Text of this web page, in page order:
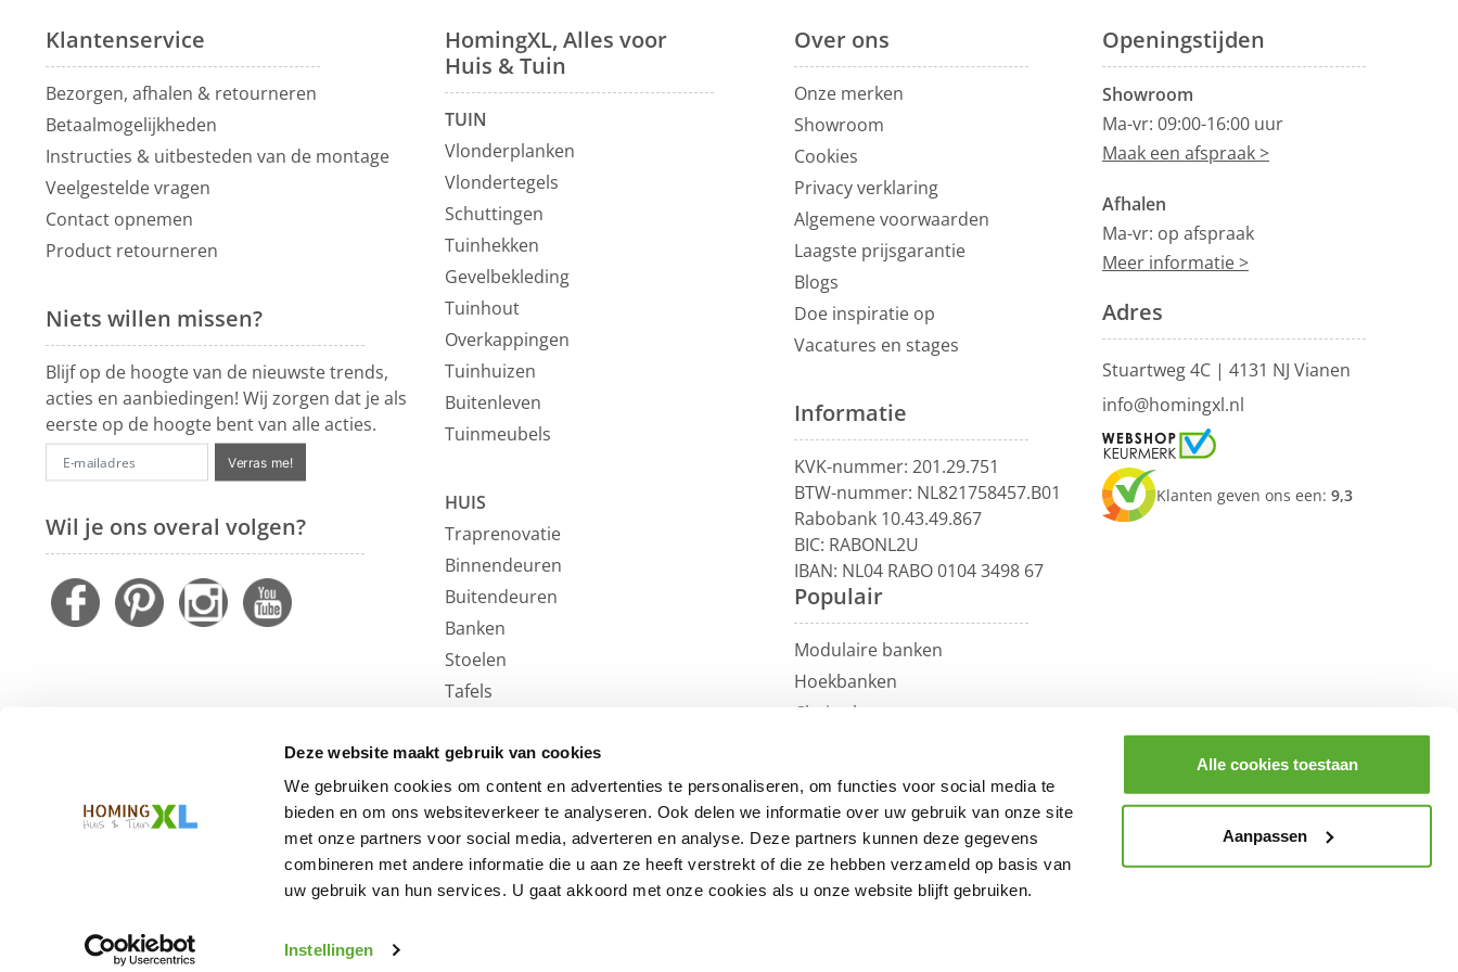
Deze website maakt gebruik van cookies
We gebruiken cookies om content en advertenties te personaliseren, om functies voor social media te
bieden en om ons websiteverkeer te analyseren. Ook delen we informatie over uw gebruik van onze site
met onze partners voor social media, adverteren en analyse. Deze partners kunnen deze gegevens
combineren met andere informatie die u aan ze heeft verstrekt of die ze hebben verzameld op basis van
uw gebruik van hun services. U gaat akkoord met onze cookies als u onze website blijft gebruiken.
Instellingen
Alle cookies toestaan
Aanpassen
Klantenservice
Bezorgen, afhalen & retourneren
Betaalmogelijkheden
Instructies & uitbesteden van de montage
Veelgestelde vragen
Contact opnemen
Product retourneren
Niets willen missen?
Blijf op de hoogte van de nieuwste trends,
acties en aanbiedingen! Wij zorgen dat je als
eerste op de hoogte bent van alle acties.
Verras me!
Wil je ons overal volgen?
HomingXL, Alles voor
Huis & Tuin
TUIN
Vlonderplanken
Vlondertegels
Schuttingen
Tuinhekken
Gevelbekleding
Tuinhout
Overkappingen
Tuinhuizen
Buitenleven
Tuinmeubels
HUIS
Traprenovatie
Binnendeuren
Buitendeuren
Banken
Stoelen
Tafels
Vloeren
Outlet
Over ons
Onze merken
Showroom
Cookies
Privacy verklaring
Algemene voorwaarden
Laagste prijsgarantie
Blogs
Doe inspiratie op
Vacatures en stages
Informatie
KVK-nummer: 201.29.751
BTW-nummer: NL821758457.B01
Rabobank 10.43.49.867
BIC: RABONL2U
IBAN: NL04 RABO 0104 3498 67
Populair
Modulaire banken
Hoekbanken
Chaise longue
Loungebanken
Rechte banken
Eetkamerbanken
Eetkamerstoelen
Fauteuils
Openingstijden
Showroom
Ma-vr: 09:00-16:00 uur
Maak een afspraak >
Afhalen
Ma-vr: op afspraak
Meer informatie >
Adres
Stuartweg 4C | 4131 NJ Vianen
info@homingxl.nl
Klanten geven ons een: 9,3